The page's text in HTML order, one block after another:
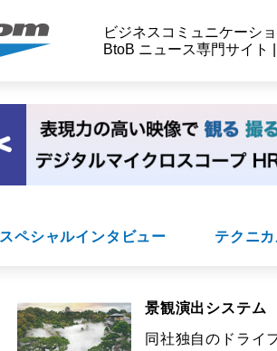
ビジネスコミュニケーシ
BtoB ニュース専門サイト
スペシャルインタビュー テクニ
景観演出システム
同社独自のドライ